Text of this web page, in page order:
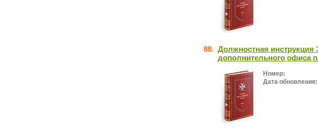
88. Должностная инструкция
дополнительного офиса
Номер:
Дата обновления: